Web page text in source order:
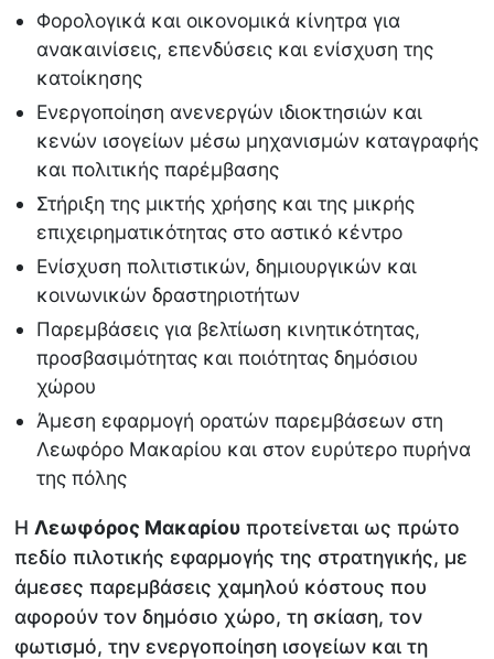
Φορολογικά και οικονομικά κίνητρα για
ανακαινίσεις, επενδύσεις και ενίσχυση της
κατοίκησης
Ενεργοποίηση ανενεργών ιδιοκτησιών και
κενών ισογείων μέσω μηχανισμών καταγραφής
και πολιτικής παρέμβασης
Στήριξη της μικτής χρήσης και της μικρής
επιχειρηματικότητας στο αστικό κέντρο
Ενίσχυση πολιτιστικών, δημιουργικών και
κοινωνικών δραστηριοτήτων
Παρεμβάσεις για βελτίωση κινητικότητας,
προσβασιμότητας και ποιότητας δημόσιου
χώρου
Άμεση εφαρμογή ορατών παρεμβάσεων στη
Λεωφόρο Μακαρίου και στον ευρύτερο πυρήνα
της πόλης
Η Λεωφόρος Μακαρίου προτείνεται ως πρώτο
πεδίο πιλοτικής εφαρμογής της στρατηγικής, με
άμεσες παρεμβάσεις χαμηλού κόστους που
αφορούν τον δημόσιο χώρο, τη σκίαση, τον
φωτισμό, την ενεργοποίηση ισογείων και τη